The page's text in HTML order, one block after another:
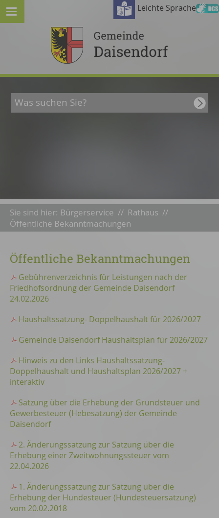
Leichte Sprache
Sie sind hier: Bürgerservice // Rathaus //
Öffentliche Bekanntmachungen
Öffentliche Bekanntmachungen
Gebührenverzeichnis für Leistungen nach der
Friedhofsordnung der Gemeinde Daisendorf
24.02.2026
Haushaltssatzung- Doppelhaushalt für 2026/2027
Gemeinde Daisendorf Haushaltsplan für 2026/2027
Hinweis zu den Links Haushaltssatzung-
Doppelhaushalt und Haushaltsplan 2026/2027 +
interaktiv
Satzung über die Erhebung der Grundsteuer und
Gewerbesteuer (Hebesatzung) der Gemeinde
Daisendorf
2. Änderungssatzung zur Satzung über die
Erhebung einer Zweitwohnungssteuer vom
22.04.2026
1. Änderungssatzung zur Satzung über die
Erhebung der Hundesteuer (Hundesteuersatzung)
vom 20.02.2018